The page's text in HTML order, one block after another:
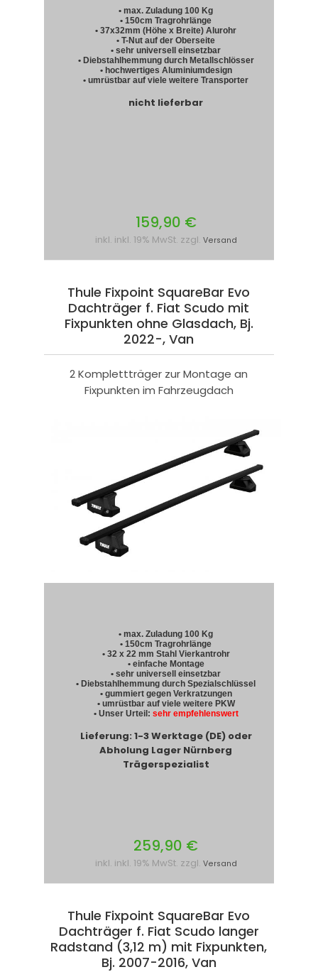
• max. Zuladung 100 Kg
• 150cm Tragrohrlänge
• 37x32mm (Höhe x Breite) Alurohr
• T-Nut auf der Oberseite
• sehr universell einsetzbar
• Diebstahlhemmung durch Metallschlösser
• hochwertiges Aluminiumdesign
• umrüstbar auf viele weitere Transporter
nicht lieferbar
159,90 €
inkl. inkl. 19% MwSt. zzgl. Versand
Thule Fixpoint SquareBar Evo
Dachträger f. Fiat Scudo mit
Fixpunkten ohne Glasdach, Bj.
2022-, Van
2 Komplettträger zur Montage an
Fixpunkten im Fahrzeugdach
• max. Zuladung 100 Kg
• 150cm Tragrohrlänge
• 32 x 22 mm Stahl Vierkantrohr
• einfache Montage
• sehr universell einsetzbar
• Diebstahlhemmung durch Spezialschlüssel
• gummiert gegen Verkratzungen
• umrüstbar auf viele weitere PKW
• Unser Urteil: sehr empfehlenswert
Lieferung: 1-3 Werktage (DE) oder
Abholung Lager Nürnberg
Trägerspezialist
259,90 €
inkl. inkl. 19% MwSt. zzgl. Versand
Thule Fixpoint SquareBar Evo
Dachträger f. Fiat Scudo langer
Radstand (3,12 m) mit Fixpunkten,
Bj. 2007-2016, Van